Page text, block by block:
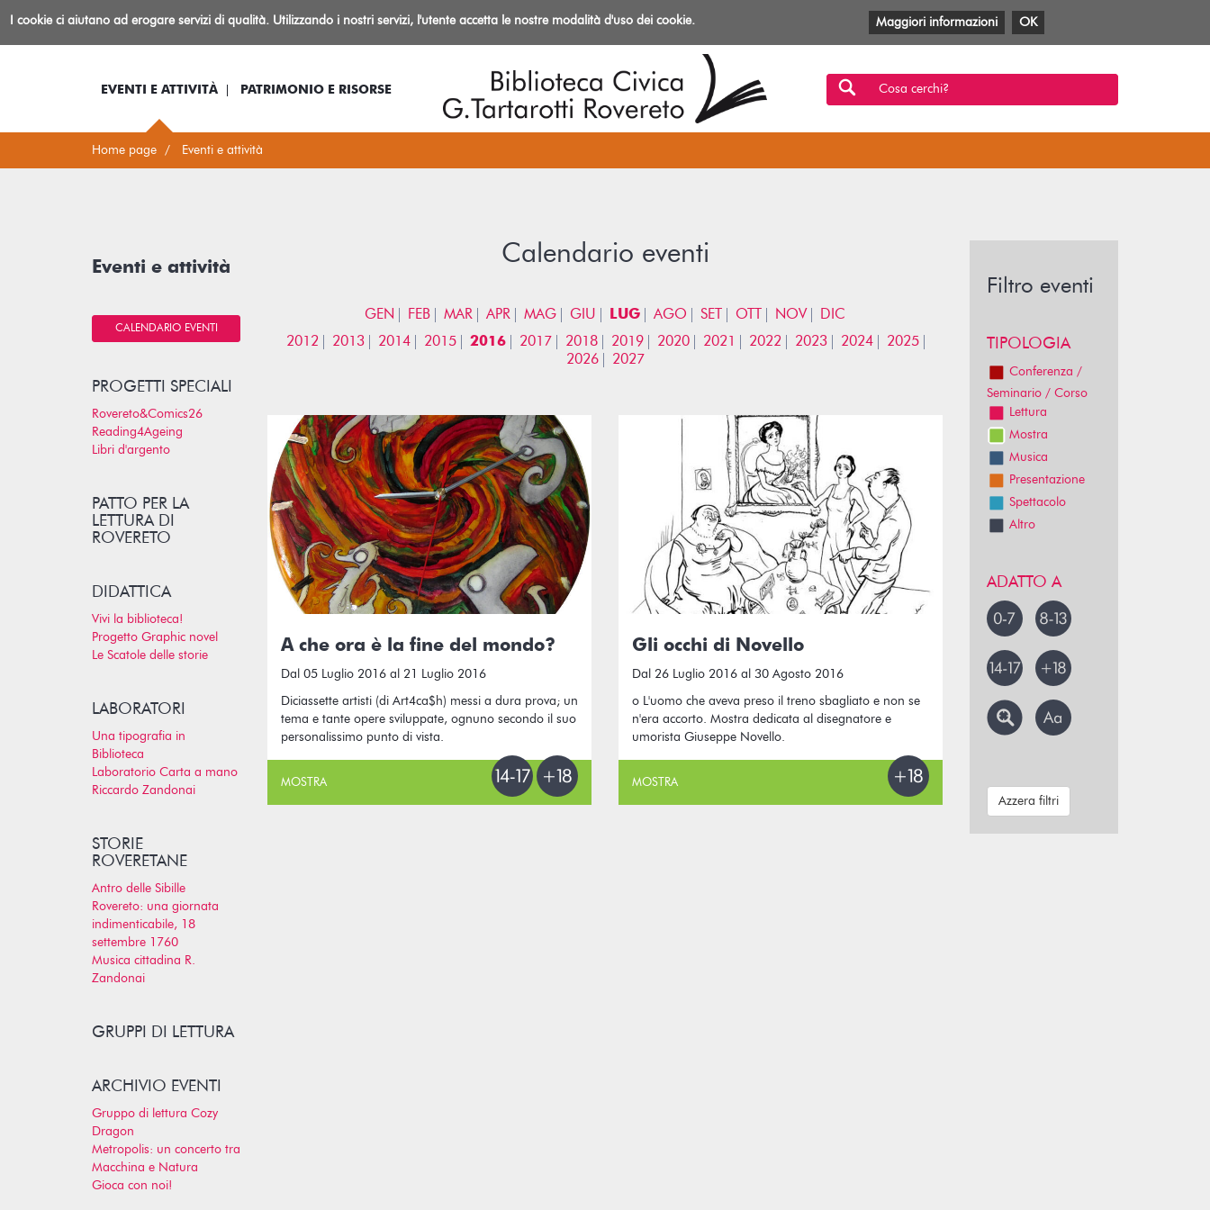
BibliotecaIo sono... Log-in Informazioni
Facebook
TwitterYouTube
Anobii
SBTMlol
EVENTI E ATTIVITÀ PATRIMONIO E RISORSE Cosa cerchi?
Home page Eventi e attività
Calendario eventi
GEN FEB MAR APR MAG GIU LUG AGO SET OTT NOV
DIC
2012
2013 2014 2015 2016 2017 2018 2019 2020 2021 2022 2023 2024
2025
2026
2027
A che ora è la fine del mondo?
Dal 05 Luglio 2016 al 21 Luglio 2016
Diciassette artisti (di Art4ca$h) messi a dura prova; un
tema e tante opere sviluppate, ognuno secondo il suo
personalissimo punto di vista.
MOSTRA
Gli occhi di Novello
Dal 26 Luglio 2016 al 30 Agosto 2016
o L'uomo che aveva preso il treno sbagliato e non se
n'era accorto. Mostra dedicata al disegnatore e
umorista Giuseppe Novello.
MOSTRA
Eventi e attività
CALENDARIO EVENTI
PROGETTI SPECIALI
Rovereto&Comics26
Reading4Ageing
Libri d'argento
PATTO PER LA
LETTURA DI
ROVERETO
DIDATTICA
Vivi la biblioteca!
Progetto Graphic novel
Le Scatole delle storie
LABORATORI
Una tipografia in
Biblioteca
Laboratorio Carta a mano
Riccardo Zandonai
STORIE
ROVERETANE
Antro delle Sibille
Rovereto: una giornata
indimenticabile, 18
settembre 1760
Musica cittadina R.
Zandonai
GRUPPI DI LETTURA
ARCHIVIO EVENTI
Gruppo di lettura Cozy
Dragon
Metropolis: un concerto tra
Macchina e Natura
Gioca con noi!
Filtro eventi
TIPOLOGIA
Conferenza /
Seminario / Corso
Lettura
Mostra
Musica
Presentazione
Spettacolo
Altro
ADATTO A
Azzera filtri
I cookie ci aiutano ad erogare servizi di qualità. Utilizzando i nostri servizi, l'utente accetta le nostre modalità d'uso dei cookie. Maggiori informazioni OK